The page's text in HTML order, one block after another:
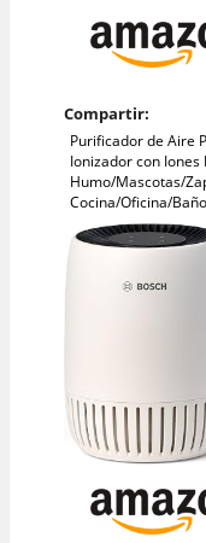
Compartir:
Purificador de Aire
Ionizador con
Humo/Mascotas/
Cocina/Oficina/